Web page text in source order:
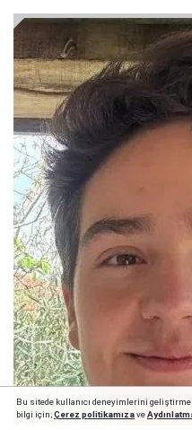
Bu sitede kullanıcı deneyimlerini
bilgi için;Çerez politikamızave